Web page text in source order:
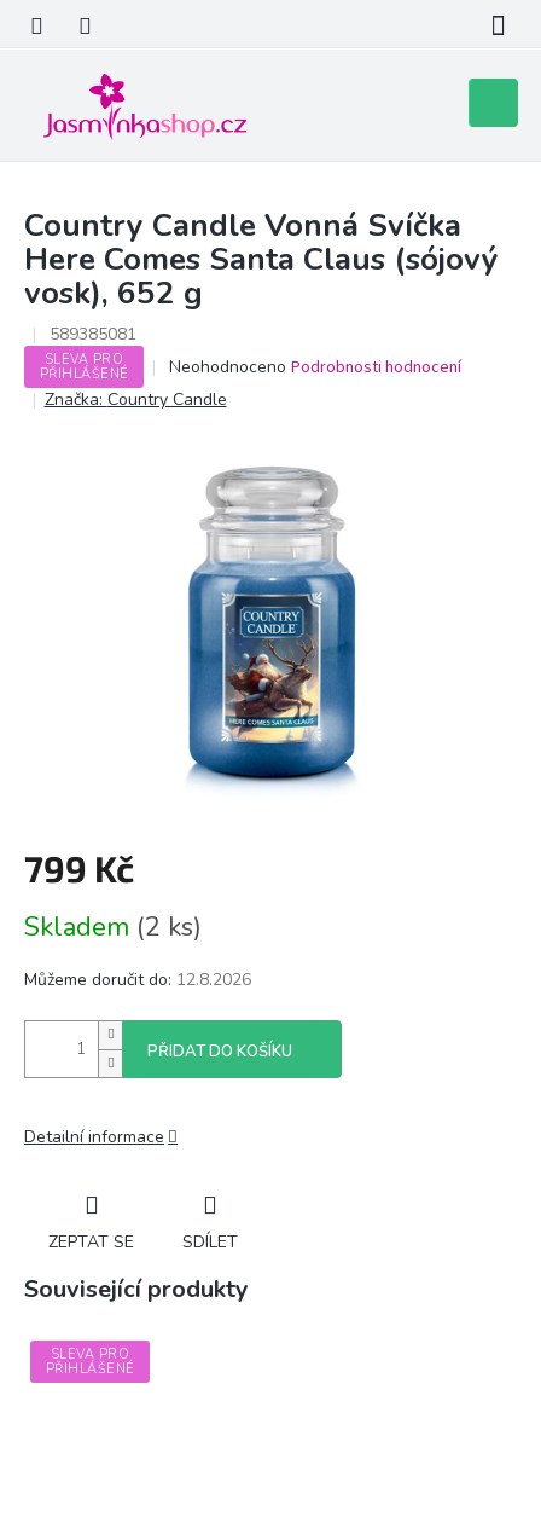
obsah
košík
Country Candle Vonná Svíčka
Here Comes Santa Claus (sójový
vosk), 652 g
589385081
SLEVA PRO
PŘIHLÁŠENÉ
Průměrné
hodnocení
produktu
hvězdiček.
Neohodnoceno Podrobnosti hodnocení
Značka: Country Candle
799 Kč
cena:
Skladem (2 ks)
Můžeme doručit do: 12.8.2026
PŘIDAT DO KOŠÍKU
Detailní informace
ZEPTAT SE SDÍLET
Související produkty
SLEVA PRO
PŘIHLÁŠENÉ